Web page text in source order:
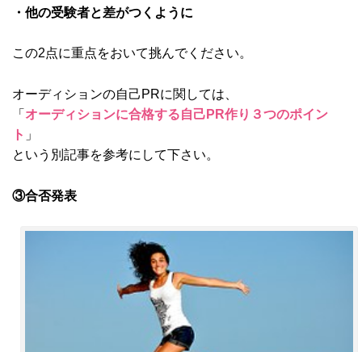
・他の受験者と差がつくように
この2点に重点をおいて挑んでください。
オーディションの自己PRに関しては、
「 オーディションに合格する自己PR作り３つのポイン
ト 」
という別記事を参考にして下さい。
③合否発表